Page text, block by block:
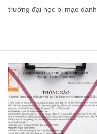
trường đại học bị mạo danh